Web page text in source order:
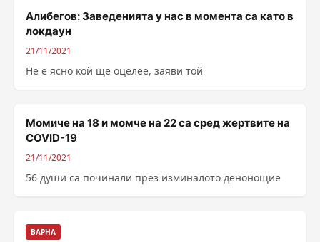
Алибегов: Заведенията у нас в момента са като в
локдаун
21/11/2021
Не е ясно кой ще оцелее, заяви той
Момиче на 18 и момче на 22 са сред жертвите на
COVID-19
21/11/2021
56 души са починали през изминалото денонощие
ВАРНА